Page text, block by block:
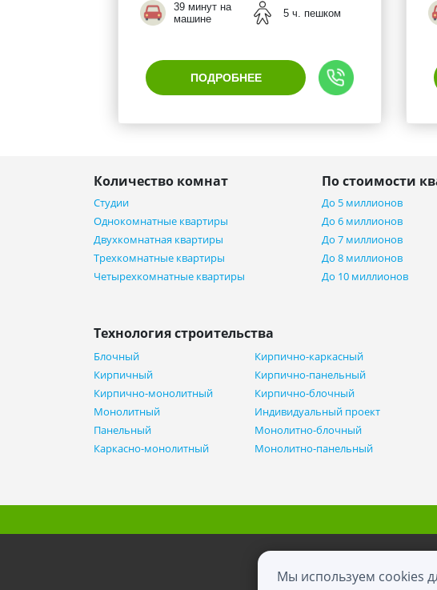
Мы используем cookies
39 минут на
машине
5 ч. пешком
ПОДРОБНЕЕ
Количество комнат
Студии
Однокомнатные квартиры
Двухкомнатная квартиры
Трехкомнатные квартиры
Четырехкомнатные квартиры
По стоимости
До 5 миллионов
До 6 миллионов
До 7 миллионов
До 8 миллионов
До 10 миллионов
Технология строительства
Блочный
Кирпичный
Кирпично-монолитный
Монолитный
Панельный
Каркасно-монолитный
Кирпично-каркасный
Кирпично-панельный
Кирпично-блочный
Индивидуальный проект
Монолитно-блочный
Монолитно-панельный